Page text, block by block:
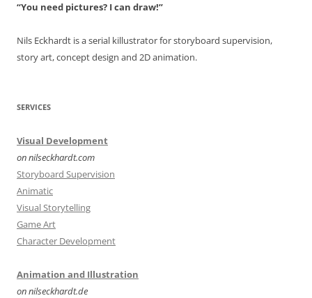
“You need pictures? I can draw!”
Nils Eckhardt is a serial killustrator for storyboard supervision,
story art, concept design and 2D animation.
SERVICES
Visual Development
on nilseckhardt.com
Storyboard Supervision
Animatic
Visual Storytelling
Game Art
Character Development
Animation and Illustration
on nilseckhardt.de